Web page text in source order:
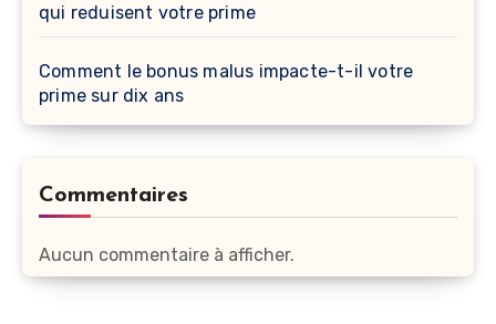
qui reduisent votre prime
Comment le bonus malus impacte-t-il votre
prime sur dix ans
Commentaires
Aucun commentaire à afficher.